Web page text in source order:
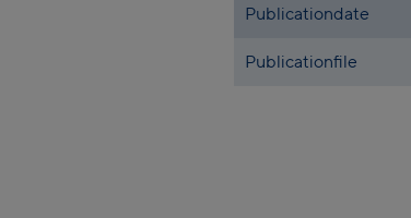
Publicationdate
Publicationfile